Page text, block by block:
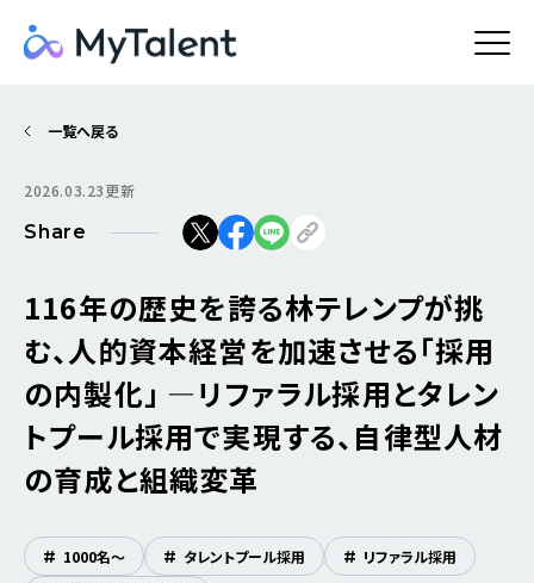
一覧へ戻る
2026.03.23更新
Share
116年の歴史を誇る林テレンプが挑
む、人的資本経営を加速させる「採用
の内製化」 ―リファラル採用とタレン
トプール採用で実現する、自律型人材
の育成と組織変革
# 1000名〜 # タレントプール採用 # リファラル採用